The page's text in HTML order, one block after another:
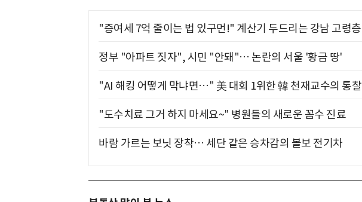
"증여세 7억 줄이는 법 있구먼!" 계산기 두드리는 강남 고령층
정부 "아파트 짓자", 시민 "안돼"… 논란의 서울 '황금 땅'
"AI 해킹 어떻게 막냐면…" 美 대회 1위한 韓 천재교수의 통찰
"도수치료 그거 하지 마세요~" 병원들의 새로운 꼼수 진료
바람 가르는 보닛 장착… 세단 같은 승차감의 볼보 전기차